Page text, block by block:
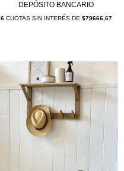
DEPÓSITO BANCARIO
6CUOTAS SIN INTERÉS DE $79666,67